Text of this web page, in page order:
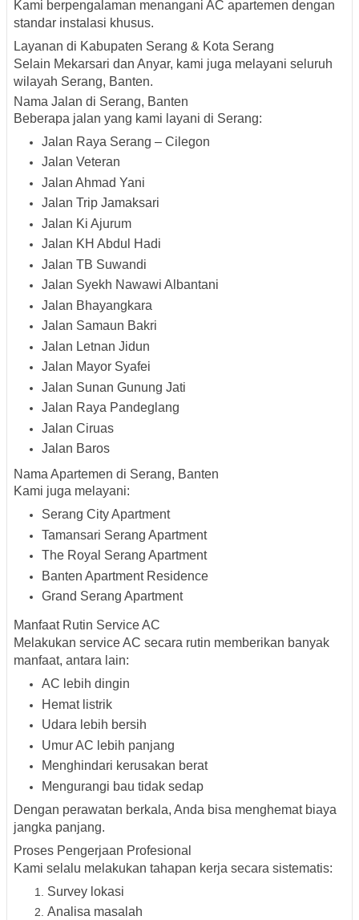
Kami berpengalaman menangani AC apartemen dengan
standar instalasi khusus.
Layanan di Kabupaten Serang & Kota Serang
Selain Mekarsari dan Anyar, kami juga melayani seluruh
wilayah Serang, Banten.
Nama Jalan di Serang, Banten
Beberapa jalan yang kami layani di Serang:
Jalan Raya Serang – Cilegon
Jalan Veteran
Jalan Ahmad Yani
Jalan Trip Jamaksari
Jalan Ki Ajurum
Jalan KH Abdul Hadi
Jalan TB Suwandi
Jalan Syekh Nawawi Albantani
Jalan Bhayangkara
Jalan Samaun Bakri
Jalan Letnan Jidun
Jalan Mayor Syafei
Jalan Sunan Gunung Jati
Jalan Raya Pandeglang
Jalan Ciruas
Jalan Baros
Nama Apartemen di Serang, Banten
Kami juga melayani:
Serang City Apartment
Tamansari Serang Apartment
The Royal Serang Apartment
Banten Apartment Residence
Grand Serang Apartment
Manfaat Rutin Service AC
Melakukan service AC secara rutin memberikan banyak
manfaat, antara lain:
AC lebih dingin
Hemat listrik
Udara lebih bersih
Umur AC lebih panjang
Menghindari kerusakan berat
Mengurangi bau tidak sedap
Dengan perawatan berkala, Anda bisa menghemat biaya
jangka panjang.
Proses Pengerjaan Profesional
Kami selalu melakukan tahapan kerja secara sistematis:
Survey lokasi
Analisa masalah